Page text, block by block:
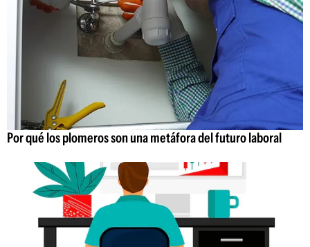
Por qué los plomeros son una metáfora del futuro laboral